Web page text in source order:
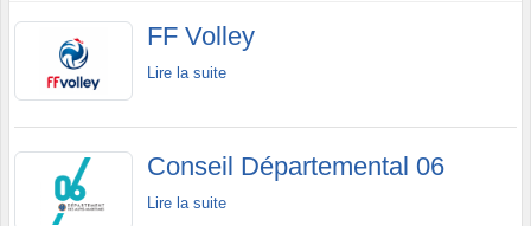
FF Volley
Lire la suite
Conseil Départemental 06
Lire la suite